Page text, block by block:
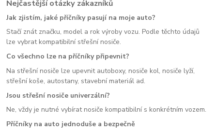
Nejčastější otázky zákazníků
Jak zjistím, jaké příčníky pasují na moje auto?
Stačí znát značku, model a rok výroby vozu. Podle těchto údajů
lze vybrat kompatibilní střešní nosiče.
Co všechno lze na příčníky připevnit?
Na střešní nosiče lze upevnit autoboxy, nosiče kol, nosiče lyží,
střešní koše, autostany, stavební materiál ad.
Jsou střešní nosiče univerzální?
Ne, vždy je nutné vybírat nosiče kompatibilní s konkrétním vozem.
Příčníky na auto jednoduše a bezpečně